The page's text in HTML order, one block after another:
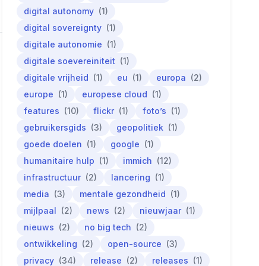
digital autonomy (1)
digital sovereignty (1)
digitale autonomie (1)
digitale soevereiniteit (1)
digitale vrijheid (1) eu (1) europa (2)
europe (1) europese cloud (1)
features (10) flickr (1) foto’s (1)
gebruikersgids (3) geopolitiek (1)
goede doelen (1) google (1)
humanitaire hulp (1) immich (12)
infrastructuur (2) lancering (1)
media (3) mentale gezondheid (1)
mijlpaal (2) news (2) nieuwjaar (1)
nieuws (2) no big tech (2)
ontwikkeling (2) open-source (3)
privacy (34) release (2) releases (1)